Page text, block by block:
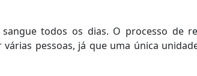
todos os dias. O processo de
pessoas, já que uma única